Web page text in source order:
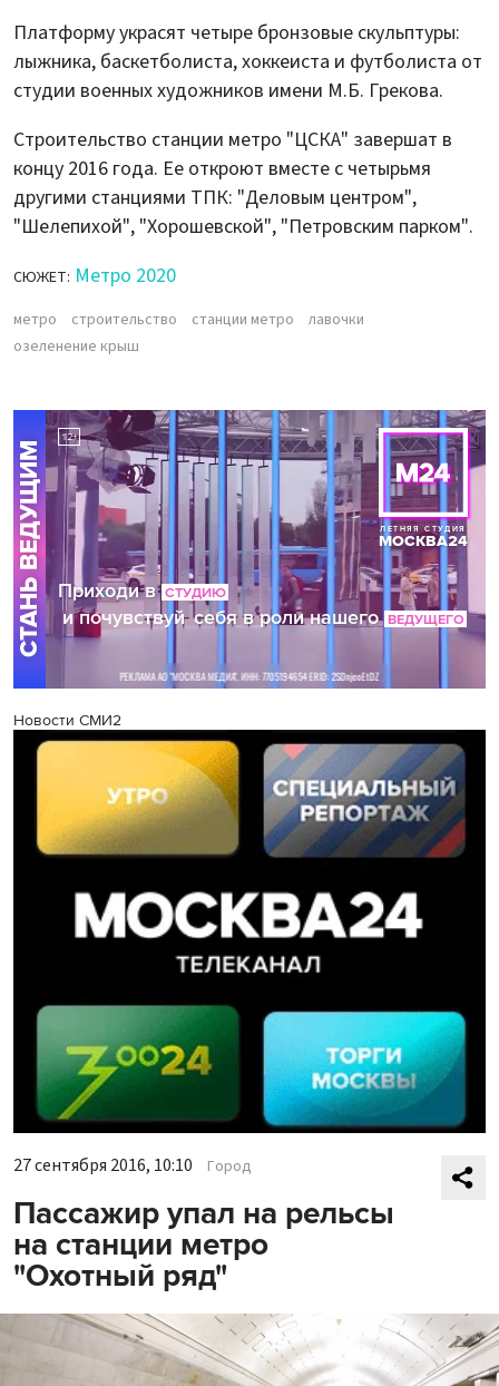
Платформу украсят четыре бронзовые скульптуры:
лыжника, баскетболиста, хоккеиста и футболиста от
студии военных художников имени М.Б. Грекова.
Строительство станции метро "ЦСКА" завершат в
концу 2016 года. Ее откроют вместе с четырьмя
другими станциями ТПК: "Деловым центром",
"Шелепихой", "Хорошевской", "Петровским парком".
СЮЖЕТ: Метро 2020
метро строительство станции метро
лавочки
озеленение крыш
Новости СМИ2
27 сентября 2016, 10:10 Город
Пассажир упал на рельсы
на станции метро
"Охотный ряд"